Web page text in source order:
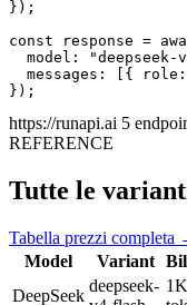
});
const response =
model: "deepseek-
messages: [{
});
https://runapi.ai 5
REFERENCE
Tutte le
Tabella prezzi completa
Model
Variant
DeepSeek
deepseek- 1K